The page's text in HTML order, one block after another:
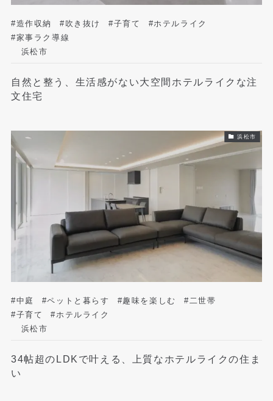
#造作収納 #吹き抜け #子育て
#ホテルライク
#家事ラク導線
浜松市
自然と整う、生活感がない大空間ホテルライクな注
文住宅
浜松市
#中庭 #ペットと暮らす #趣味を楽しむ
#二世帯
#子育て
#ホテルライク
浜松市
34帖超のLDKで叶える、上質なホテルライクの住ま
い